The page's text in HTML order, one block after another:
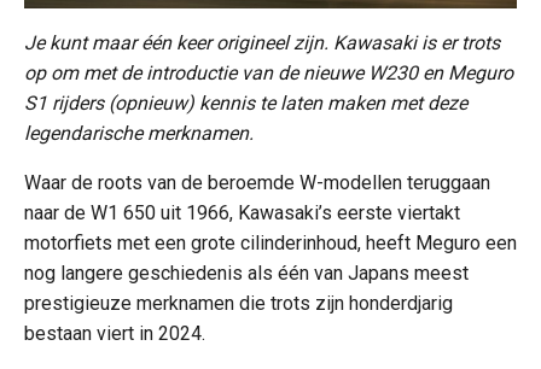
Je kunt maar één keer origineel zijn. Kawasaki is er trots
op om met de introductie van de nieuwe W230 en Meguro
S1 rijders (opnieuw) kennis te laten maken met deze
legendarische merknamen.
Waar de roots van de beroemde W-modellen teruggaan
naar de W1 650 uit 1966, Kawasaki’s eerste viertakt
motorfiets met een grote cilinderinhoud, heeft Meguro een
nog langere geschiedenis als één van Japans meest
prestigieuze merknamen die trots zijn honderdjarig
bestaan viert in 2024.